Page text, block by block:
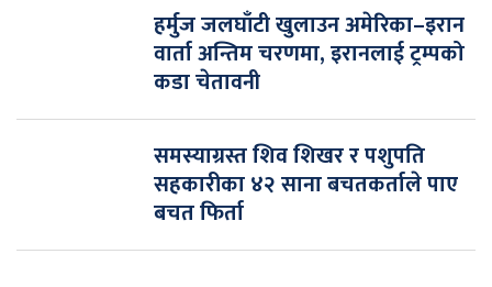
हर्मुज जलघाँटी खुलाउन अमेरिका–इरान
वार्ता अन्तिम चरणमा, इरानलाई ट्रम्पको
कडा चेतावनी
समस्याग्रस्त शिव शिखर र पशुपति
सहकारीका ४२ साना बचतकर्ताले पाए
बचत फिर्ता